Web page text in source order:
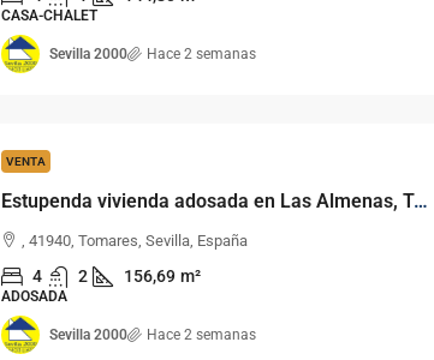
CASA-CHALET
Sevilla 2000 Hace 2 semanas
VENTA
Estupenda vivienda adosada en Las Almenas, Tomares!!!
, 41940, Tomares, Sevilla, España
4 2 156,69 m²
ADOSADA
Sevilla 2000 Hace 2 semanas